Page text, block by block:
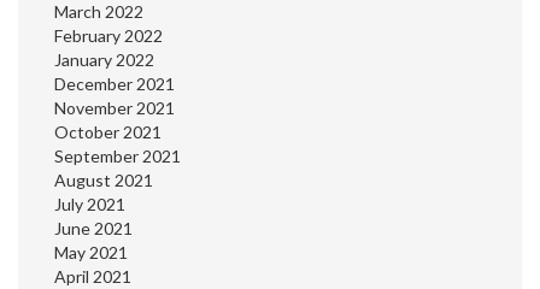
March 2022
February 2022
January 2022
December 2021
November 2021
October 2021
September 2021
August 2021
July 2021
June 2021
May 2021
April 2021